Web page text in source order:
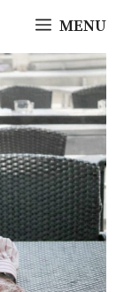
MENU